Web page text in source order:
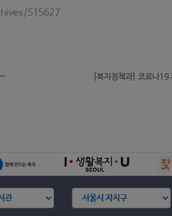
515627
[복지정책과] 서울시 재난 긴급생활비 지원 신청(3월 30일 ~ 5월 15일 18:00까지) [복지정책과] 코로나19